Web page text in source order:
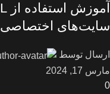
سایت‌های اختصاصی
ارسال توسط
مارس 17, 2024
0